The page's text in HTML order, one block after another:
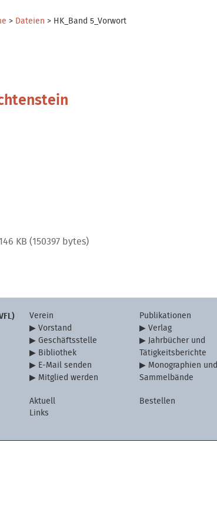
> Dateien > HK_Band 5_Vorwort
KB (150397 bytes)
Verein
Vorstand
Geschäftsstelle
Bibliothek
E-Mail senden
Mitglied werden
Aktuell
Links
Publikationen
Verlag
Jahrbücher und
Tätigkeitsberichte
Monographien und
Sammelbände
Bestellen